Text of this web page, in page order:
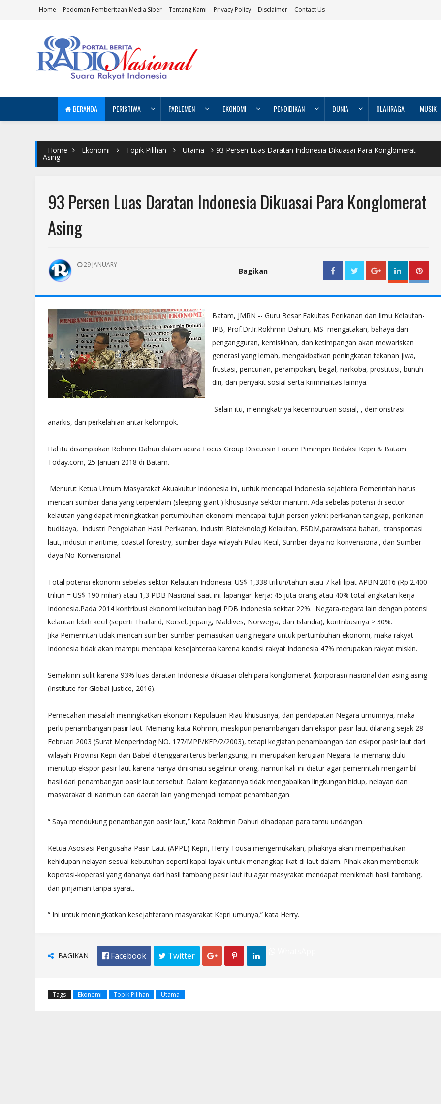
Home Pedoman Pemberitaan Media Siber Tentang Kami Privacy Policy Disclaimer Contact Us
BERANDA PERISTIWA PARLEMEN EKONOMI PENDIDIKAN DUNIA OLAHRAGA MUSIK
Home Ekonomi Topik Pilihan Utama 93 Persen Luas Daratan Indonesia Dikuasai Para Konglomerat
Asing
93 Persen Luas Daratan Indonesia Dikuasai Para Konglomerat
Asing
29 JANUARY
Bagikan
Batam, JMRN -- Guru Besar Fakultas Perikanan dan Ilmu Kelautan-
IPB, Prof.Dr.Ir.Rokhmin Dahuri, MS mengatakan, bahaya dari
pengangguran, kemiskinan, dan ketimpangan akan mewariskan
generasi yang lemah, mengakibatkan peningkatan tekanan jiwa,
frustasi, pencurian, perampokan, begal, narkoba, prostitusi, bunuh
diri, dan penyakit sosial serta kriminalitas lainnya.
Selain itu, meningkatnya kecemburuan sosial, , demonstrasi
anarkis, dan perkelahian antar kelompok.
Hal itu disampaikan Rohmin Dahuri dalam acara Focus Group Discussin Forum Pimimpin Redaksi Kepri & Batam
Today.com, 25 Januari 2018 di Batam.
Menurut Ketua Umum Masyarakat Akuakultur Indonesia ini, untuk mencapai Indonesia sejahtera Pemerintah harus
mencari sumber dana yang terpendam (sleeping giant ) khususnya sektor maritim. Ada sebelas potensi di sector
kelautan yang dapat meningkatkan pertumbuhan ekonomi mencapai tujuh persen yakni: perikanan tangkap, perikanan
budidaya, Industri Pengolahan Hasil Perikanan, Industri Bioteknologi Kelautan, ESDM,parawisata bahari, transportasi
laut, industri maritime, coastal forestry, sumber daya wilayah Pulau Kecil, Sumber daya no-konvensional, dan Sumber
daya No-Konvensional.
Total potensi ekonomi sebelas sektor Kelautan Indonesia: US$ 1,338 triliun/tahun atau 7 kali lipat APBN 2016 (Rp 2.400
triliun = US$ 190 miliar) atau 1,3 PDB Nasional saat ini. lapangan kerja: 45 juta orang atau 40% total angkatan kerja
Indonesia.Pada 2014 kontribusi ekonomi kelautan bagi PDB Indonesia sekitar 22%. Negara-negara lain dengan potensi
kelautan lebih kecil (seperti Thailand, Korsel, Jepang, Maldives, Norwegia, dan Islandia), kontribusinya > 30%.
Jika Pemerintah tidak mencari sumber-sumber pemasukan uang negara untuk pertumbuhan ekonomi, maka rakyat
Indonesia tidak akan mampu mencapai kesejahteraa karena kondisi rakyat Indonesia 47% merupakan rakyat miskin.
Semakinin sulit karena 93% luas daratan Indonesia dikuasai oleh para konglomerat (korporasi) nasional dan asing asing
(Institute for Global Justice, 2016).
Pemecahan masalah meningkatkan ekonomi Kepulauan Riau khususnya, dan pendapatan Negara umumnya, maka
perlu penambangan pasir laut. Memang-kata Rohmin, meskipun penambangan dan ekspor pasir laut dilarang sejak 28
Februari 2003 (Surat Menperindag NO. 177/MPP/KEP/2/2003), tetapi kegiatan penambangan dan eskpor pasir laut dari
wilayah Provinsi Kepri dan Babel ditenggarai terus berlangsung, ini merupakan kerugian Negara. Ia memang dulu
menutup ekspor pasir laut karena hanya dinikmati segelintir orang, namun kali ini diatur agar pemerintah mengambil
hasil dari penambangan pasir laut tersebut. Dalam kegiatannya tidak mengabaikan lingkungan hidup, nelayan dan
masyarakat di Karimun dan daerah lain yang menjadi tempat penambangan.
“ Saya mendukung penambangan pasir laut,” kata Rokhmin Dahuri dihadapan para tamu undangan.
Ketua Asosiasi Pengusaha Pasir Laut (APPL) Kepri, Herry Tousa mengemukakan, pihaknya akan memperhatikan
kehidupan nelayan sesuai kebutuhan seperti kapal layak untuk menangkap ikat di laut dalam. Pihak akan membentuk
koperasi-koperasi yang dananya dari hasil tambang pasir laut itu agar masyrakat mendapat menikmati hasil tambang,
dan pinjaman tanpa syarat.
“ Ini untuk meningkatkan kesejahterann masyarakat Kepri umunya,” kata Herry.
BAGIKAN  Facebook  Twitter   
Tags Ekonomi Topik Pilihan Utama
DAERAH
Bantuan Warga Batam untuk Masyarakat TPA
April 12 2020 Radio Nasional
NASIONAL
Gusril Alizar Jabat Ketua Ranting PPM Kecamatan
Agustus 18 2020 Radio Nasional